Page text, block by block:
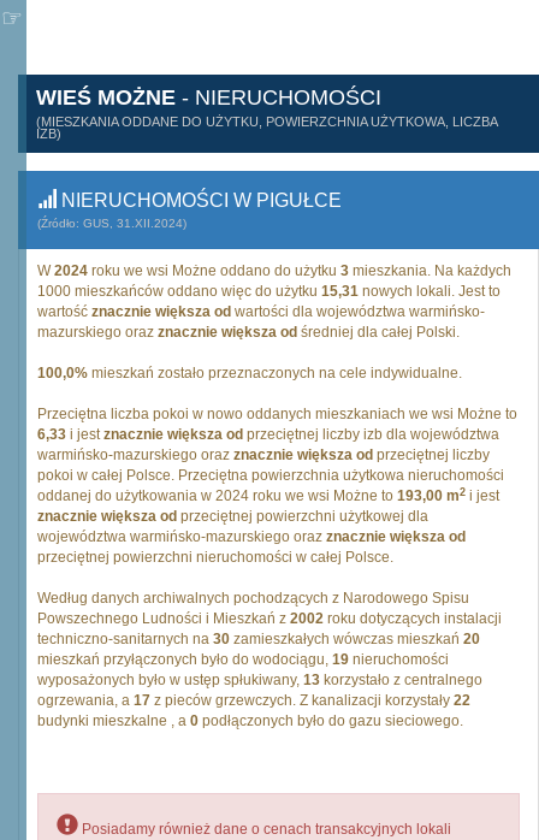
WIEŚ MOŻNE - NIERUCHOMOŚCI
(MIESZKANIA ODDANE DO UŻYTKU, POWIERZCHNIA UŻYTKOWA, LICZBA
IZB)
NIERUCHOMOŚCI W PIGUŁCE
(Źródło: GUS, 31.XII.2024)
W2024 roku we wsi Możne oddano do użytku 3 mieszkania. Na każdych
1000 mieszkańców oddano więc do użytku 15,31 nowych lokali. Jest to
wartość znacznie większa od wartości dla województwa warmińsko-
mazurskiego oraz znacznie większa od średniej dla całej Polski.
100,0% mieszkań zostało przeznaczonych na cele indywidualne.
Przeciętna liczba pokoi w nowo oddanych mieszkaniach we wsi Możne to
6,33 i jestznacznie większa od przeciętnej liczby izb dla województwa
warmińsko-mazurskiego oraz znacznie większa od przeciętnej liczby
pokoi w całej Polsce. Przeciętna powierzchnia użytkowa nieruchomości
oddanej do użytkowania w 2024 roku we wsi Możne to 193,00 m2 i jest
znacznie większa od przeciętnej powierzchni użytkowej dla
województwa warmińsko-mazurskiego oraz znacznie większa od
przeciętnej powierzchni nieruchomości w całej Polsce.
Według danych archiwalnych pochodzących z Narodowego Spisu
Powszechnego Ludności i Mieszkań z 2002 roku dotyczących instalacji
techniczno-sanitarnych na 30 zamieszkałych wówczas mieszkań 20
mieszkań przyłączonych było do wodociągu, 19 nieruchomości
wyposażonych było w ustęp spłukiwany, 13 korzystało z centralnego
ogrzewania, a 17 z pieców grzewczych. Z kanalizacji korzystały 22
budynki mieszkalne , a 0 podłączonych było do gazu sieciowego.
Posiadamy również dane o cenach transakcyjnych lokali